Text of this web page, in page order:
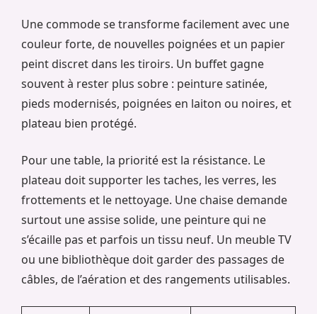
Une commode se transforme facilement avec une
couleur forte, de nouvelles poignées et un papier
peint discret dans les tiroirs. Un buffet gagne
souvent à rester plus sobre : peinture satinée,
pieds modernisés, poignées en laiton ou noires, et
plateau bien protégé.
Pour une table, la priorité est la résistance. Le
plateau doit supporter les taches, les verres, les
frottements et le nettoyage. Une chaise demande
surtout une assise solide, une peinture qui ne
s’écaille pas et parfois un tissu neuf. Un meuble TV
ou une bibliothèque doit garder des passages de
câbles, de l’aération et des rangements utilisables.